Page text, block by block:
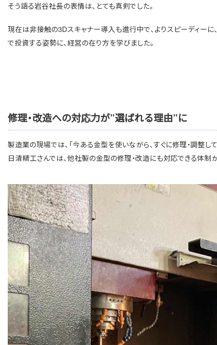
そう語る岩谷社長の表情は、とても真剣でした。
現在は非接触の3Dスキャナー導入も進行中で、よりスピーディー
で投資する姿勢に、経営の在り方を学びました。
修理・改造への対応力が”選ばれる理由”に
製造業の現場では、「今ある金型を使いながら、すぐに修理・調整し
日清精工さんでは、他社製の金型の修理・改造にも対応できる体制